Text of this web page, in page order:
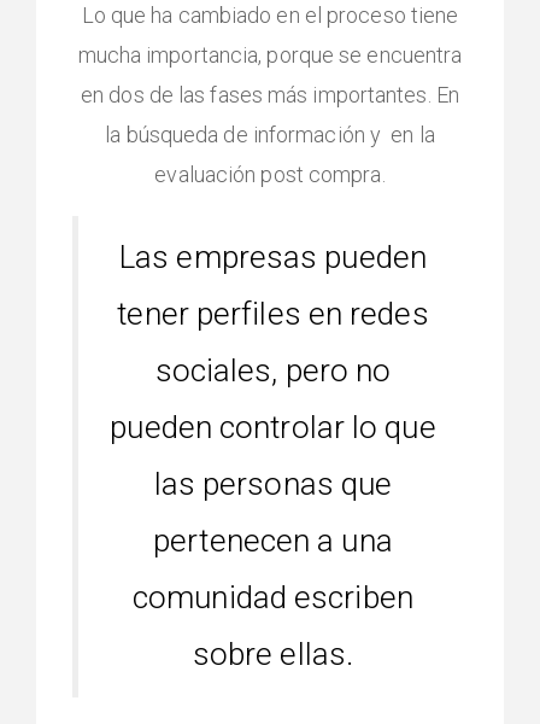
Lo que ha cambiado en el proceso tiene
mucha importancia, porque se encuentra
en dos de las fases más importantes. En
la búsqueda de información y en la
evaluación post compra.
Las empresas pueden
tener perfiles en redes
sociales, pero no
pueden controlar lo que
las personas que
pertenecen a una
comunidad escriben
sobre ellas.